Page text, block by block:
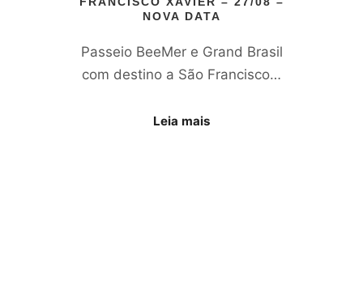
NOVA DATA
Passeio BeeMer e Grand Brasil
com destino a São Francisco…
Leia mais